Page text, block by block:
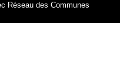
Réseau des Communes